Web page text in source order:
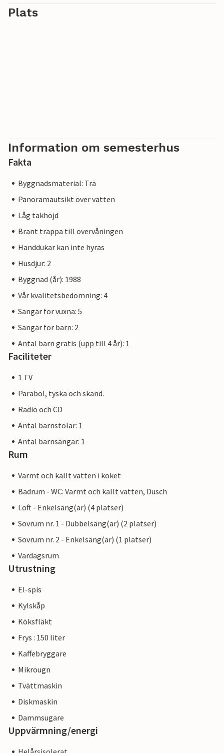
Plats
Information om semesterhus
Fakta
Byggnadsmaterial: Trä
Panoramautsikt över vatten
Låg takhöjd
Brant trappa till övervåningen
Handdukar kan inte hyras
Husdjur: 2
Byggnad (år): 1988
Vår kvalitetsbedömning: 4
Sängar för vuxna: 5
Sängar för barn: 2
Antal barn gratis (upp till 4 år): 1
Faciliteter
1 TV
Parabol, tyska och skand.
Radio och CD
Antal barnstolar: 1
Antal barnsängar: 1
Rum
Varmt och kallt vatten i köket
Badrum - WC: Varmt och kallt vatten, Dusch
Loft - Enkelsäng(ar) (4 platser)
Sovrum nr. 1 - Dubbelsäng(ar) (2 platser)
Sovrum nr. 2 - Enkelsäng(ar) (1 platser)
Vardagsrum
Utrustning
El-spis
Kylskåp
Köksfläkt
Frys : 150 liter
Kaffebryggare
Mikrougn
Tvättmaskin
Diskmaskin
Dammsugare
Uppvärmning/energi